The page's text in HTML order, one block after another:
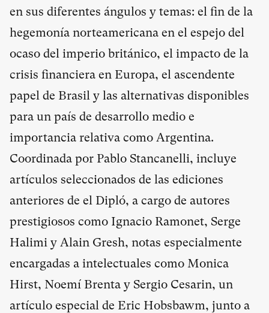
en sus diferentes ángulos y temas: el fin de la
hegemonía norteamericana en el espejo del
ocaso del imperio británico, el impacto de la
crisis financiera en Europa, el ascendente
papel de Brasil y las alternativas disponibles
para un país de desarrollo medio e
importancia relativa como Argentina.
Coordinada por Pablo Stancanelli, incluye
artículos seleccionados de las ediciones
anteriores de el Dipló, a cargo de autores
prestigiosos como Ignacio Ramonet, Serge
Halimi y Alain Gresh, notas especialmente
encargadas a intelectuales como Monica
Hirst, Noemí Brenta y Sergio Cesarin, un
artículo especial de Eric Hobsbawm, junto a